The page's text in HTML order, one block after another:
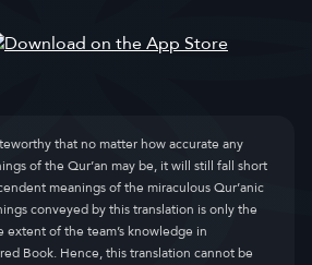
that no matter how accurate any
of the Qur’an may be, it will still fall short
meanings of the miraculous Qur’anic
conveyed by this translation is only the
of the team’s knowledge in
Book. Hence, this translation cannot be